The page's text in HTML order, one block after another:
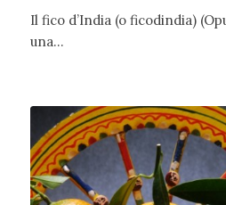
Il fico d’India (o ficodindia)
una…